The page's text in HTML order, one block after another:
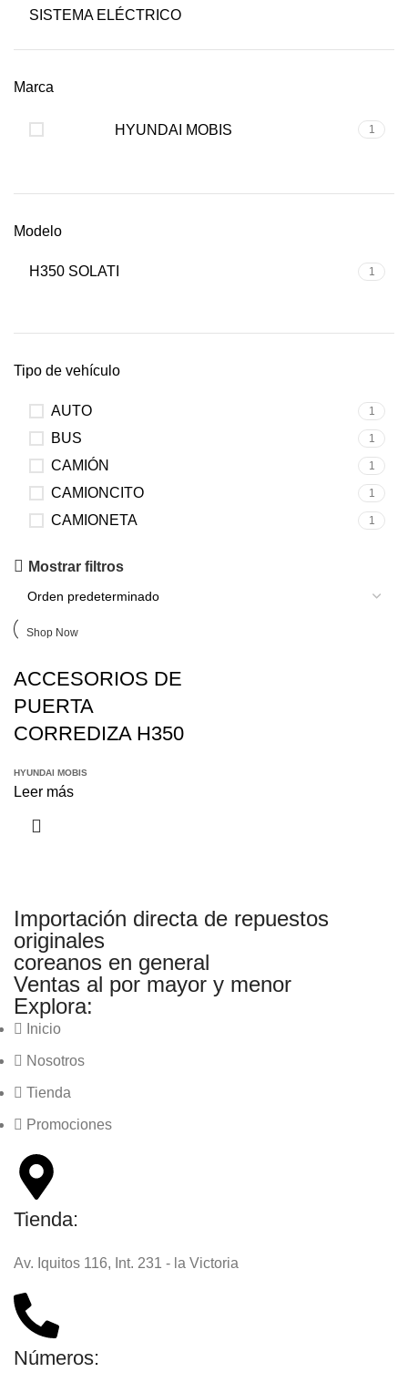
SISTEMA ELÉCTRICO
Marca
HYUNDAI MOBIS 1
Modelo
H350 SOLATI 1
Tipo de vehículo
AUTO 1
BUS 1
CAMIÓN 1
CAMIONCITO 1
CAMIONETA 1
Upholstered chair
Shop Now
Mostrar filtros
ACCESORIOS DE
PUERTA
CORREDIZA H350
HYUNDAI MOBIS
Leer más
Importación directa de repuestos
originales
coreanos en general
Ventas al por mayor y menor
Explora:
Inicio
Nosotros
Tienda
Promociones
Tienda:
Av. Iquitos 116, Int. 231 - la Victoria
Números: